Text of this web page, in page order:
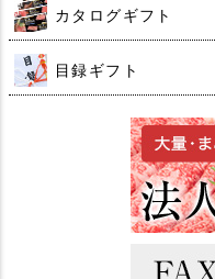
カタログギフト
目録ギフト